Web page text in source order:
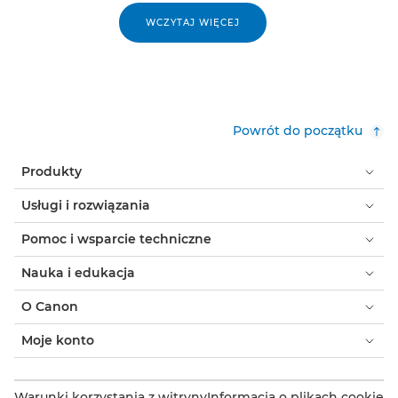
WCZYTAJ WIĘCEJ
Powrót do początku
Produkty
Usługi i rozwiązania
Pomoc i wsparcie techniczne
Nauka i edukacja
O Canon
Moje konto